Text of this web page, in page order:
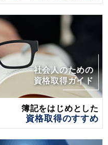
社会人のための
資格取得ガイド
簿記をはじめとした
資格取得のすすめ